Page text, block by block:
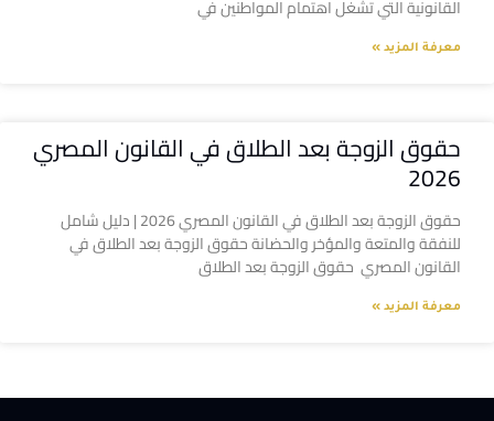
القانونية التي تشغل اهتمام المواطنين في
معرفة المزيد »
حقوق الزوجة بعد الطلاق في القانون المصري
2026
حقوق الزوجة بعد الطلاق في القانون المصري 2026 | دليل شامل
للنفقة والمتعة والمؤخر والحضانة حقوق الزوجة بعد الطلاق في
القانون المصري حقوق الزوجة بعد الطلاق
معرفة المزيد »